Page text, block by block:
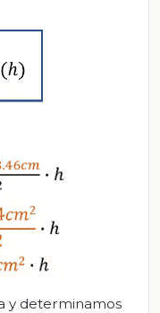
y determinamos